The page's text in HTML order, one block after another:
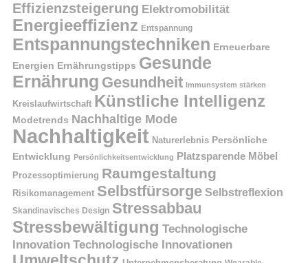
Effizienzsteigerung Elektromobilität
Energieeffizienz Entspannung
Entspannungstechniken Erneuerbare
Energien Ernährungstipps Gesunde
Ernährung Gesundheit Immunsystem stärken
Kreislaufwirtschaft Künstliche Intelligenz
Modetrends Nachhaltige Mode
Nachhaltigkeit Naturerlebnis Persönliche
Entwicklung Persönlichkeitsentwicklung Platzsparende Möbel
Prozessoptimierung Raumgestaltung
Risikomanagement Selbstfürsorge Selbstreflexion
Skandinavisches Design Stressabbau
Stressbewältigung Technologische
Innovation Technologische Innovationen